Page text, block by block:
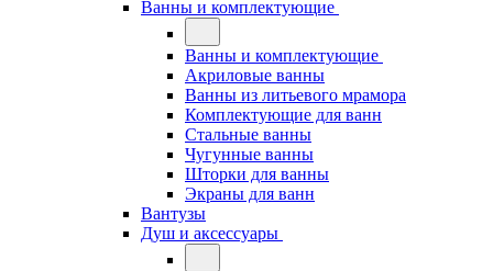
Ванны и комплектующие
Ванны и комплектующие
Акриловые ванны
Ванны из литьевого мрамора
Комплектующие для ванн
Стальные ванны
Чугунные ванны
Шторки для ванны
Экраны для ванн
Вантузы
Душ и аксессуары